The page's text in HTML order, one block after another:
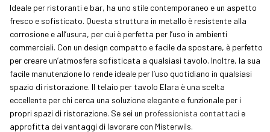
Ideale per ristoranti e bar, ha uno stile contemporaneo e un aspetto
fresco e sofisticato. Questa struttura in metallo è resistente alla
corrosione e all’usura, per cui è perfetta per l’uso in ambienti
commerciali. Con un design compatto e facile da spostare, è perfetto
per creare un’atmosfera sofisticata a qualsiasi tavolo. Inoltre, la sua
facile manutenzione lo rende ideale per l’uso quotidiano in qualsiasi
spazio di ristorazione. Il telaio per tavolo Elara è una scelta
eccellente per chi cerca una soluzione elegante e funzionale per i
propri spazi di ristorazione. Se sei un professionista contattaci e
approfitta dei vantaggi di lavorare con Misterwils.